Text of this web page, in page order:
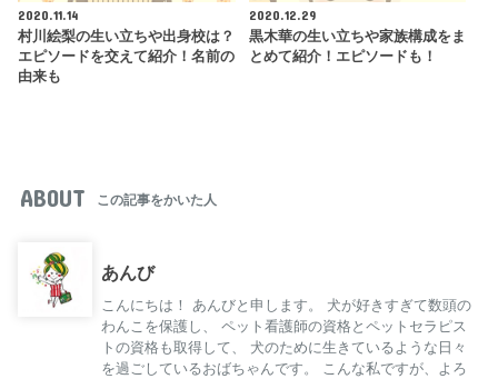
2020.11.14
村川絵梨の生い立ちや出身校は？
エピソードを交えて紹介！名前の
由来も
2020.12.29
黒木華の生い立ちや家族構成をま
とめて紹介！エピソードも！
ABOUT この記事をかいた人
あんび
こんにちは！ あんびと申します。 犬が好きすぎて数頭の
わんこを保護し、 ペット看護師の資格とペットセラピス
トの資格も取得して、 犬のために生きているような日々
を過ごしているおばちゃんです。 こんな私ですが、よろ